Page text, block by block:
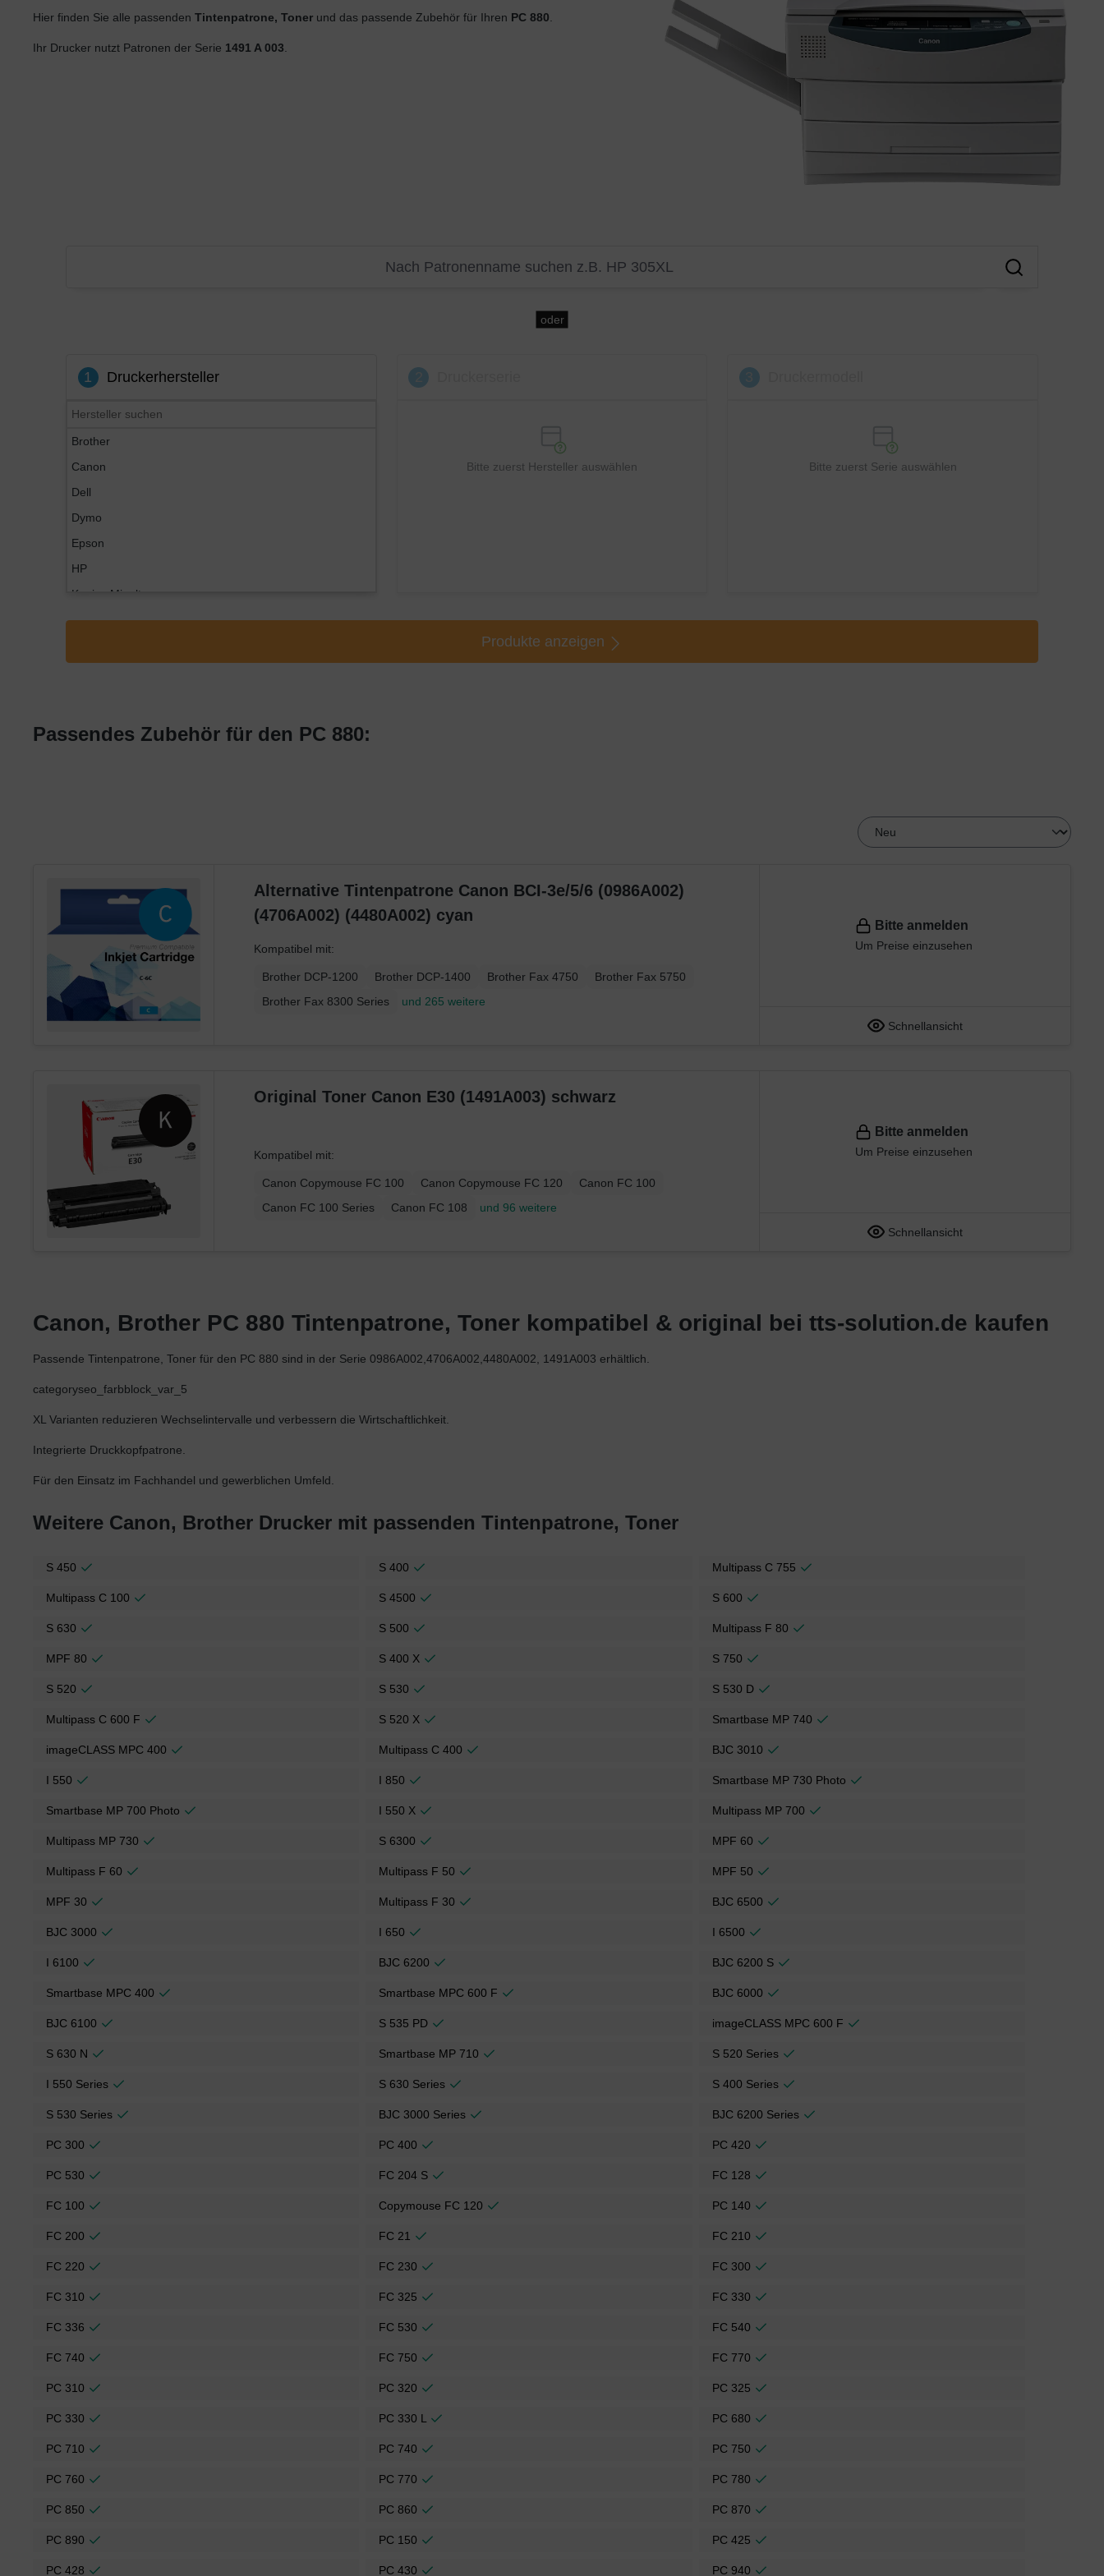
Hier finden Sie alle passenden Tintenpatrone, Toner und das passende Zubehör für Ihren PC 880
Ihr Drucker nutzt Patronen der Serie 1491 A 003
oder
1 Druckerhersteller
Brother
Canon
Dell
Dymo
Epson
HP
Konica Minolta
Kyocera
Bitte zuerst Hersteller auswählen Bitte zuerst Serie auswählen
Produkte anzeigen
Passendes Zubehör für den PC 880:
Alternative Tintenpatrone Canon BCI-3e/5/6 (0986A002)
(4706A002) (4480A002) cyan
Kompatibel mit:
Brother DCP-1200 Brother DCP-1400 Brother Fax 4750
Brother Fax 5750
Brother Fax 8300 Series
und 265 weitere
Bitte anmelden
Um Preise einzusehen
Schnellansicht
Original Toner Canon E30 (1491A003) schwarz
Kompatibel mit:
Canon Copymouse FC 100 Canon Copymouse FC 120
Canon FC 100
Canon FC 100 Series
Canon FC 108 und 96 weitere
Bitte anmelden
Um Preise einzusehen
Schnellansicht
Canon, Brother PC 880 Tintenpatrone, Toner kompatibel & original bei tts-solution.de kaufen
Passende Tintenpatrone, Toner für den PC 880 sind in der Serie 0986A002,4706A002,4480A002, 1491A003 erhältlich.
categoryseo_farbblock_var_5
XL Varianten reduzieren Wechselintervalle und verbessern die Wirtschaftlichkeit.
Integrierte Druckkopfpatrone.
Für den Einsatz im Fachhandel und gewerblichen Umfeld.
Weitere Canon, Brother Drucker mit passenden Tintenpatrone, Toner
S 450 S 400 Multipass C 755
Multipass C 100 S 4500 S 600
S 630 S 500 Multipass F 80
MPF 80 S 400 X S 750
S 520 S 530 S 530 D
Multipass C 600 F S 520 X Smartbase MP 740
imageCLASS MPC 400 Multipass C 400 BJC 3010
I 550 I 850 Smartbase MP 730 Photo
Smartbase MP 700 Photo I 550 X Multipass MP 700
Multipass MP 730 S 6300 MPF 60
Multipass F 60 Multipass F 50 MPF 50
MPF 30 Multipass F 30 BJC 6500
BJC 3000 I 650 I 6500
I 6100 BJC 6200 BJC 6200 S
Smartbase MPC 400 Smartbase MPC 600 F BJC 6000
BJC 6100 S 535 PD imageCLASS MPC 600 F
S 630 N Smartbase MP 710 S 520 Series
I 550 Series S 630 Series S 400 Series
S 530 Series BJC 3000 Series BJC 6200 Series
PC 300 PC 400 PC 420
PC 530 FC 204 S FC 128
FC 100 Copymouse FC 120 PC 140
FC 200 FC 21 FC 210
FC 220 FC 230 FC 300
FC 310 FC 325 FC 330
FC 336 FC 530 FC 540
FC 740 FC 750 FC 770
PC 310 PC 320 PC 325
PC 330 PC 330 L PC 680
PC 710 PC 740 PC 750
PC 760 PC 770 PC 780
PC 850 PC 860 PC 870
PC 890 PC 150 PC 425
PC 428 PC 430 PC 940